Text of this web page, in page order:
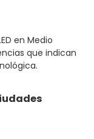
en Medio
que indican